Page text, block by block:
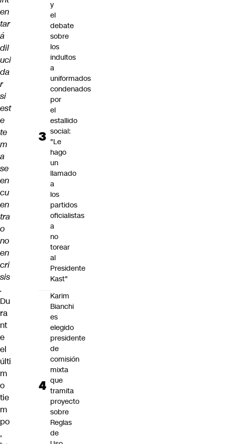
en
tar
á
dil
uci
da
r
si
est
e
te
m
a
se
en
cu
en
tra
o
no
en
cri
sis
.
Du
ra
nt
e
el
últi
m
o
tie
m
po
,
y
el
debate
sobre
los
indultos
a
uniformados
condenados
por
el
estallido
social:
"Le
hago
un
llamado
a
los
partidos
oficialistas
a
no
torear
al
Presidente
Kast"
Karim
Bianchi
es
elegido
presidente
de
comisión
mixta
que
tramita
proyecto
sobre
Reglas
de